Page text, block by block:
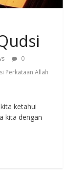
0
Perkataan Allah
ketahui
kita dengan